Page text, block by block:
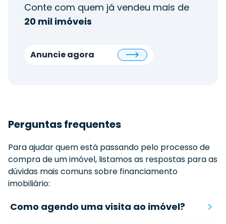
Conte com quem já vendeu mais de
20 mil imóveis
Anuncie agora
Perguntas frequentes
Para ajudar quem está passando pelo processo de
compra de um imóvel, listamos as respostas para as
dúvidas mais comuns sobre financiamento
imobiliário:
Como agendo uma visita ao imóvel?